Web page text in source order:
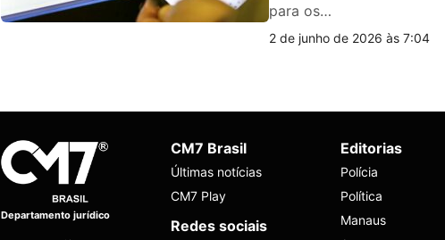
para os…
2 de junho de 2026 às 7:04
Departamento jurídico
CM7 Brasil
Últimas notícias
CM7 Play
Redes sociais
Editorias
Polícia
Política
Manaus